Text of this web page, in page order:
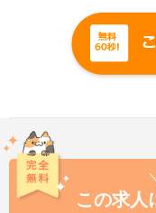
この求人